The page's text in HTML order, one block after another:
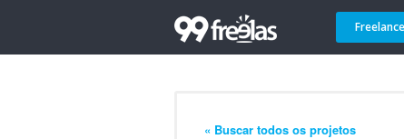
« Buscar todos os projetos